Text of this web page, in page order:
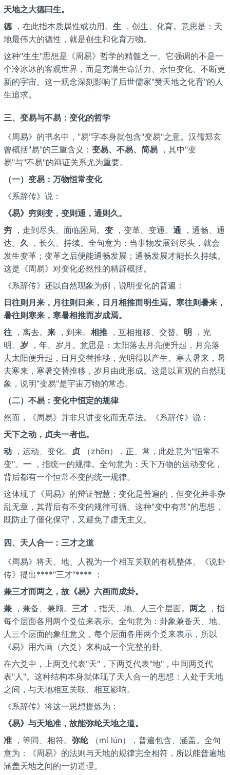
天地之大德曰生。
德，在此指本质属性或功用。 生 ，创生、化育。意思是：天
地最伟大的德性，就是创生和化育万物。
这种"生生"思想是《周易》哲学的精髓之一。它强调的不是一
个冷冰冰的客观世界，而是充满生命活力、永恒变化、不断更
新的宇宙。这一观念深刻影响了后世儒家"赞天地之化育"的人
生追求。
三、变易与不易：变化的哲学
《周易》的书名中，"易"字本身就包含"变易"之意。汉儒郑玄
曾概括"易"的三重含义： 变易、不易、简易，其中"变
易"与"不易"的辩证关系尤为重要。
（一）变易：万物恒常变化
《系辞传》说：
《易》穷则变，变则通，通则久。
穷，走到尽头、面临困局。 变，变革、变通。 通 ，通畅、通
达。 久 ，长久、持续。全句意为：当事物发展到尽头，就会
发生变革；变革之后便能通畅发展；通畅发展才能长久持续。
这是《周易》对变化必然性的精辟概括。
《系辞传》还以自然现象为例，说明变化的普遍：
日往则月来，月往则日来，日月相推而明生焉。寒往则暑来，
暑往则寒来，寒暑相推而岁成焉。
往，离去。 来，到来。 相推，互相推移、交替。 明 ，光
明。 岁 ，年、岁月。意思是：太阳落去月亮便升起，月亮落
去太阳便升起，日月交替推移，光明得以产生。寒去暑来，暑
去寒来，寒暑交替推移，岁月由此形成。这是以直观的自然现
象，说明"变易"是宇宙万物的常态。
（二）不易：变化中恒定的规律
然而，《周易》并非只讲变化而无章法。《系辞传》说：
天下之动，贞夫一者也。
动，运动、变化。 贞（zhēn），正、常，此处意为"恒常不
变"。 一，指统一的规律。全句意为：天下万物的运动变化，
背后都有一个恒常不变的统一规律。
这体现了《周易》的辩证智慧：变化是普遍的，但变化并非杂
乱无章，其背后有不变的规律可循。这种"变中有常"的思想，
既防止了僵化保守，又避免了虚无主义。
四、天人合一：三才之道
《周易》将天、地、人视为一个相互关联的有机整体。《说卦
传》提出****"三才"**** ：
兼三才而两之，故《易》六画而成卦。
兼，兼备、兼顾。 三才，指天、地、人三个层面。 两之 ，指
每个层面各用两个爻位来表示。全句意为：卦象兼备天、地、
人三个层面的象征意义，每个层面各用两个爻来表示，所以
《易》用六画（六爻）来构成一个完整的卦。
在六爻中，上两爻代表"天"，下两爻代表"地"，中间两爻代
表"人"。这种结构本身就体现了天人合一的思想：人处于天地
之间，与天地相互关联、相互影响。
《系辞传》将这一思想提炼为：
《易》与天地准，故能弥纶天地之道。
准，等同、相符。 弥纶（mí lún），普遍包含、涵盖。全句
意为：《周易》的法则与天地的规律完全相符，所以能普遍地
涵盖天地之间的一切道理。